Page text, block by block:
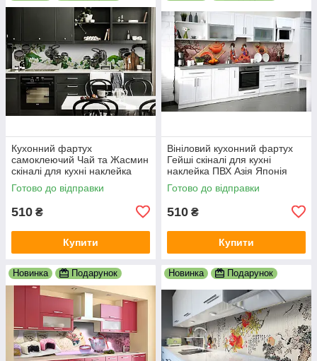
Кухонний фартух
самоклеючий Чай та Жасмин
скіналі для кухні наклейка
ПВХ азія схід білий 600х2000
мм
Готово до відправки
510 ₴
Купити
Вініловий кухонний фартух
Гейші скіналі для кухні
наклейка ПВХ Азія Японія
сакура Коричневий 600х2000
мм
Готово до відправки
510 ₴
Купити
Новинка Подарунок Новинка Подарунок